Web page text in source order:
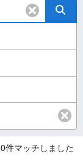
0件マッチしました